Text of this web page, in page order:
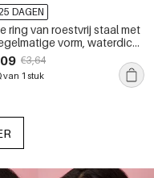
DAGEN
ring van roestvrij staal met
vorm, waterdicht
met kristallen
€3,64
van 1 stuk